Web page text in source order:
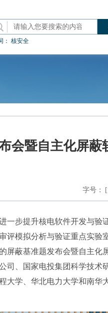
： 核安全
会暨自主化屏蔽
字号：
一步提升核电软件开发与验
评模拟分析与验证重点实验
屏蔽基准题发布会暨自主化
、国家电投集团科学技术
大学、华北电力大学和南华